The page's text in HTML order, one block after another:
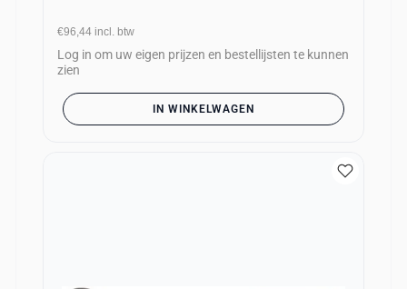
€96,44 incl. btw
Log in om uw eigen prijzen en bestellijsten te kunnen
zien
IN WINKELWAGEN